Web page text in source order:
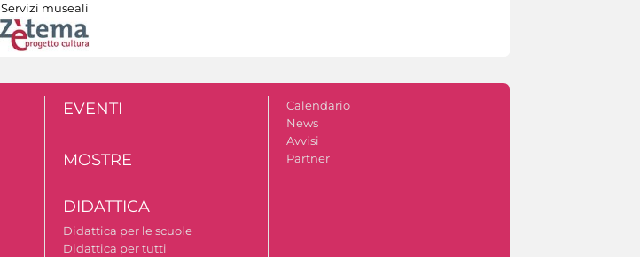
Servizi museali
EVENTI
MOSTRE
DIDATTICA
Didattica per le scuole
Didattica per tutti
Calendario
News
Avvisi
Partner